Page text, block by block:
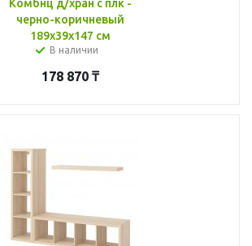
Комбнц д/хран с плк -
черно-коричневый
189x39x147 см
В наличии
178 870 ₸